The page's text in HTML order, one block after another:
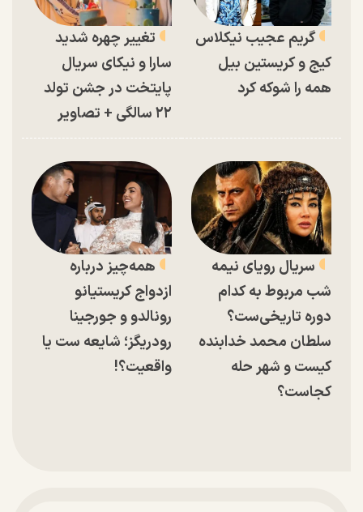
گریم عجیب نیکلاس
کیج و کریستین بیل
همه را شوکه کرد
تغییر چهره شدید
سارا و نیکای سریال
پایتخت در جشن تولد
۲۲ سالگی + تصاویر
سریال رویای نیمه
شب مربوط به کدام
دوره تاریخی‌ست؟
سلطان محمد خدابنده
کیست و شهر حله
کجاست؟
همه‌چیز درباره
ازدواج کریستیانو
رونالدو و جورجینا
رودریگز؛ شایعه ست یا
واقعیت؟!